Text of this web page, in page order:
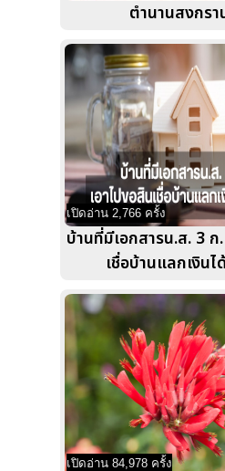
ตำนานสงกร
เปิดอ่าน 2,766 ครั้ง
บ้านที่มีเอกสารน.ส. 3 ก
เชื่อบ้านแลกเงินไ
เปิดอ่าน 84,978 ครั้ง